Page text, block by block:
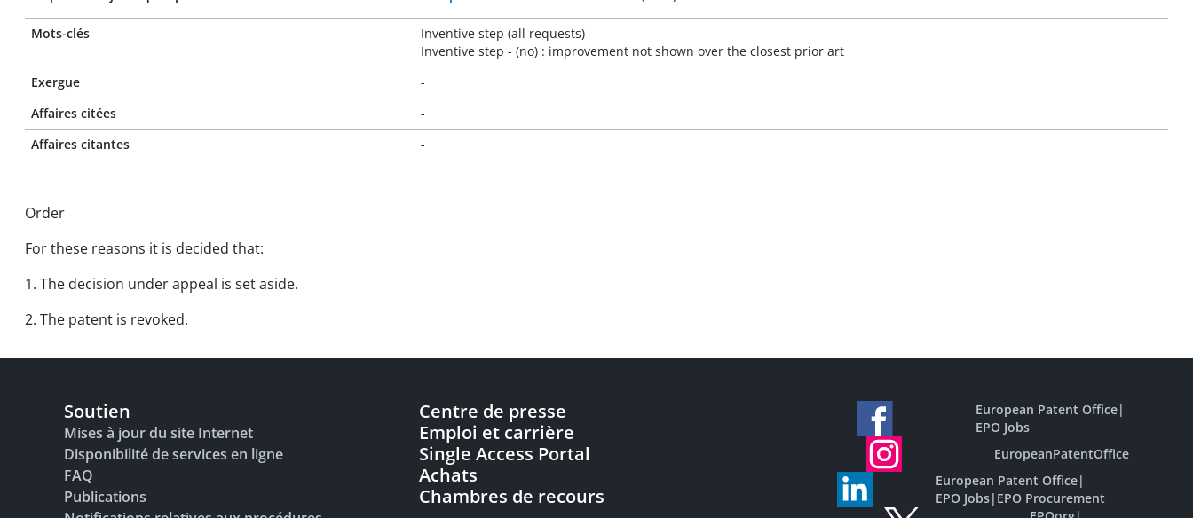
Mots-clés
Inventive step (all requests)
Inventive step - (no) : improvement not shown over the closest prior art
Exergue
-
Affaires citées
-
Affaires citantes
-
Order
For these reasons it is decided that:
1. The decision under appeal is set aside.
2. The patent is revoked.
Soutien
Mises à jour du site Internet
Disponibilité de services en ligne
FAQ
Publications
Centre de presse
Emploi et carrière
Single Access Portal
Achats
Chambres de recours
European Patent Office|
EPO Jobs
EuropeanPatentOffice
European Patent Office|
EPO Jobs| EPO Procurement